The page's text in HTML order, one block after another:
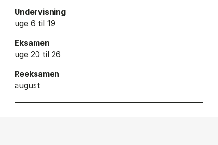
Undervisning
uge 6 til 19
Eksamen
uge 20 til 26
Reeksamen
august